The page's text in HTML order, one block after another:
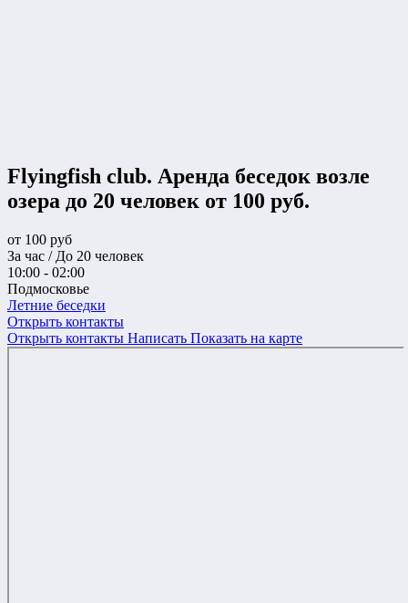
Flyingfish club. Аренда беседок возле
озера до 20 человек от 100 руб.
от 100 руб
За час / До 20 человек
10:00 - 02:00
Подмосковье
Летние беседки
Открыть контакты
Открыть контакты Написать Показать на карте